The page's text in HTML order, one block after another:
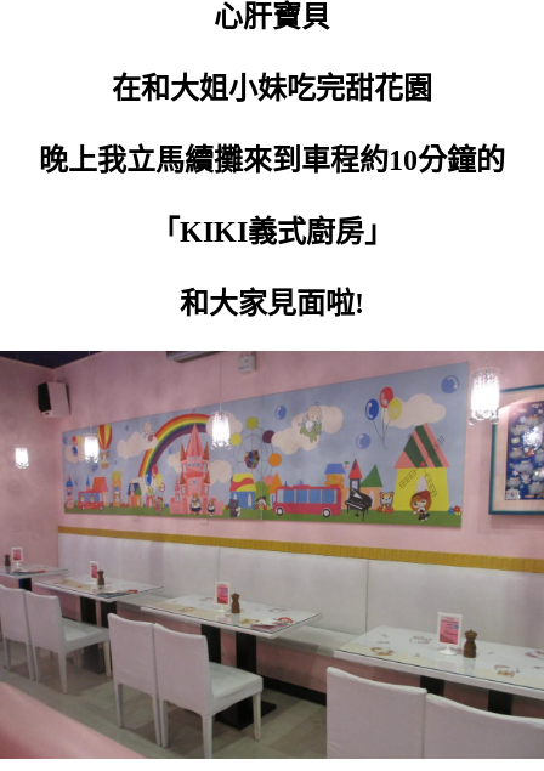
心肝寶貝
在和大姐小妹吃完甜花園
晚上我立馬續攤來到車程約10分鐘的
「KIKI義式廚房」
和大家見面啦!